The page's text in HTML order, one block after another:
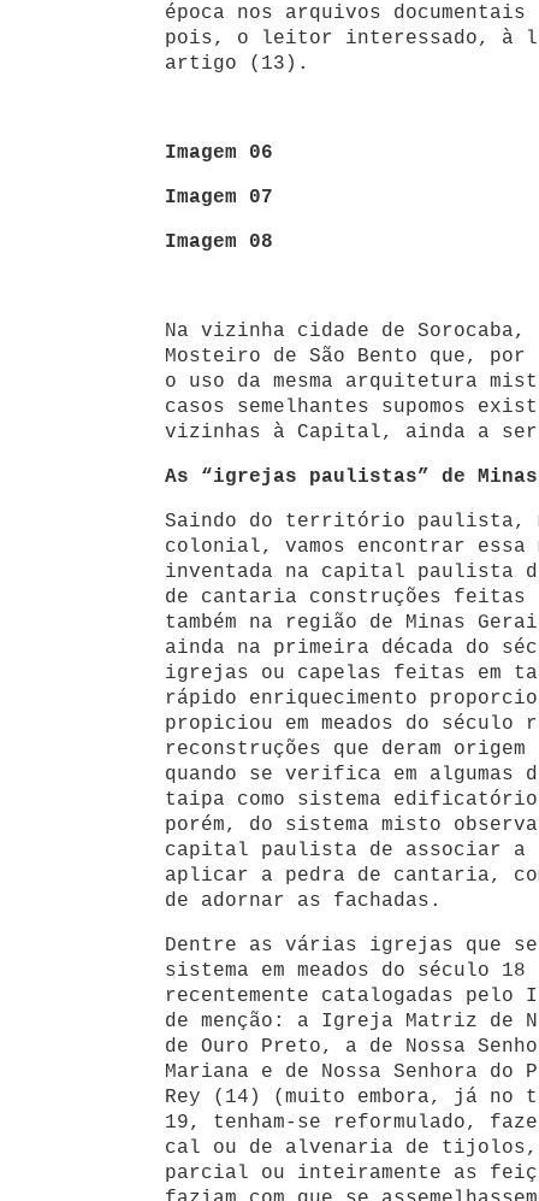
época nos arquivos
pois, o leitor interessado, à
artigo (13).
Imagem 06
Imagem 07
Imagem 08
Na vizinha cidade de
Mosteiro de São Bento que,
o uso da mesma arquitetura
casos semelhantes supomos
vizinhas à Capital, ainda a
As “igrejas paulistas” de
Saindo do território paulista,
colonial, vamos encontrar essa
inventada na capital paulista
de cantaria construções feitas
também na região de Minas
ainda na primeira década do
igrejas ou capelas feitas em
rápido enriquecimento
propiciou em meados do século
reconstruções que deram
quando se verifica em algumas
taipa como sistema
porém, do sistema misto
capital paulista de associar
aplicar a pedra de cantaria,
de adornar as fachadas.
Dentre as várias igrejas que se
sistema em meados do século
recentemente catalogadas pelo
de menção: a Igreja Matriz de
de Ouro Preto, a de Nossa
Mariana e de Nossa Senhora do
Rey (14) (muito embora, já no
19, tenham-se reformulado,
cal ou de alvenaria de tijolos,
parcial ou inteiramente as